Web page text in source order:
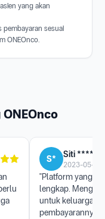
yang akan
pembayaran sesuai
ONEOnco.
S* Siti ******
2023-05-17
"Platform yang
lengkap.
untuk keluarga,
pembayarannya